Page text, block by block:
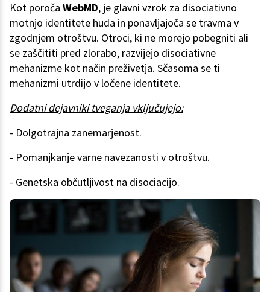
Kot poroča WebMD, je glavni vzrok za disociativno
motnjo identitete huda in ponavljajoča se travma v
zgodnjem otroštvu. Otroci, ki ne morejo pobegniti ali
se zaščititi pred zlorabo, razvijejo disociativne
mehanizme kot način preživetja. Sčasoma se ti
mehanizmi utrdijo v ločene identitete.
Dodatni dejavniki tveganja vključujejo:
- Dolgotrajna zanemarjenost.
- Pomanjkanje varne navezanosti v otroštvu.
- Genetska občutljivost na disociacijo.